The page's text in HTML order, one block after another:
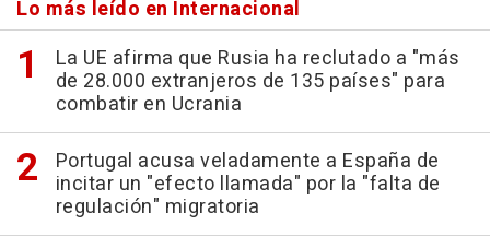
Lo más leído en Internacional
La UE afirma que Rusia ha reclutado a "más
de 28.000 extranjeros de 135 países" para
combatir en Ucrania
Portugal acusa veladamente a España de
incitar un "efecto llamada" por la "falta de
regulación" migratoria